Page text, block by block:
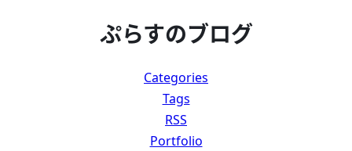
ぷらすのブログ
Categories
Tags
RSS
Portfolio